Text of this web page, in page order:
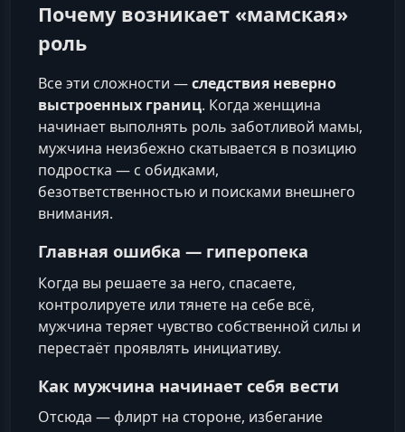
Почему возникает «мамская»
роль
Все эти сложности —следствия неверно
выстроенных границ. Когда женщина
начинает выполнять роль заботливой мамы,
мужчина неизбежно скатывается в позицию
подростка — с обидками,
безответственностью и поисками внешнего
внимания.
Главная ошибка — гиперопека
Когда вы решаете за него, спасаете,
контролируете или тянете на себе всё,
мужчина теряет чувство собственной силы и
перестаёт проявлять инициативу.
Как мужчина начинает себя вести
Отсюда — флирт на стороне, избегание